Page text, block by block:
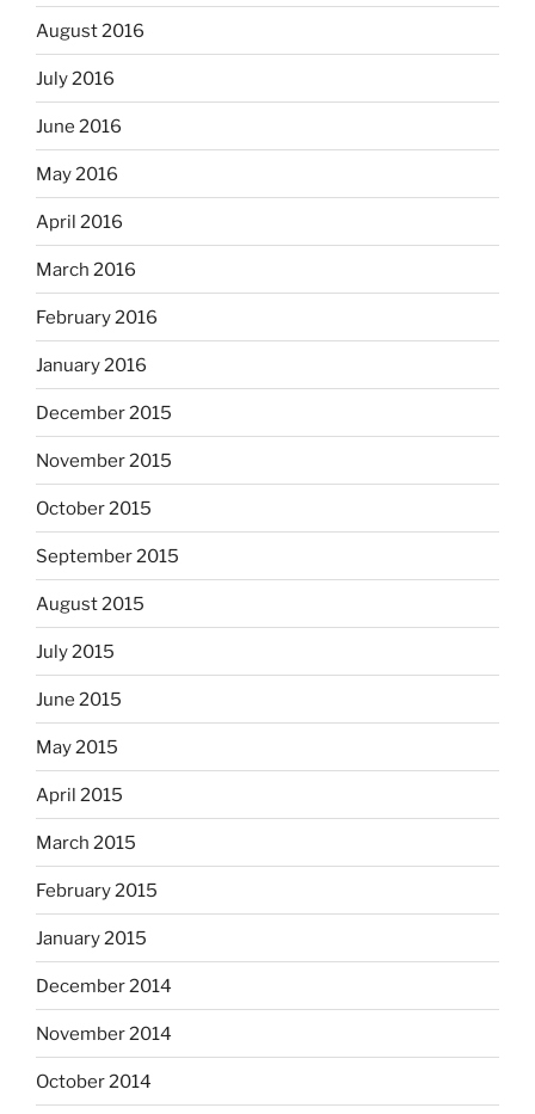
August 2016
July 2016
June 2016
May 2016
April 2016
March 2016
February 2016
January 2016
December 2015
November 2015
October 2015
September 2015
August 2015
July 2015
June 2015
May 2015
April 2015
March 2015
February 2015
January 2015
December 2014
November 2014
October 2014